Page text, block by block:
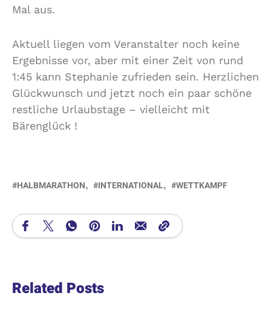
Mal aus.
Aktuell liegen vom Veranstalter noch keine
Ergebnisse vor, aber mit einer Zeit von rund
1:45 kann Stephanie zufrieden sein. Herzlichen
Glückwunsch und jetzt noch ein paar schöne
restliche Urlaubstage – vielleicht mit
Bärenglück !
HALBMARATHON INTERNATIONAL WETTKAMPF
Related Posts